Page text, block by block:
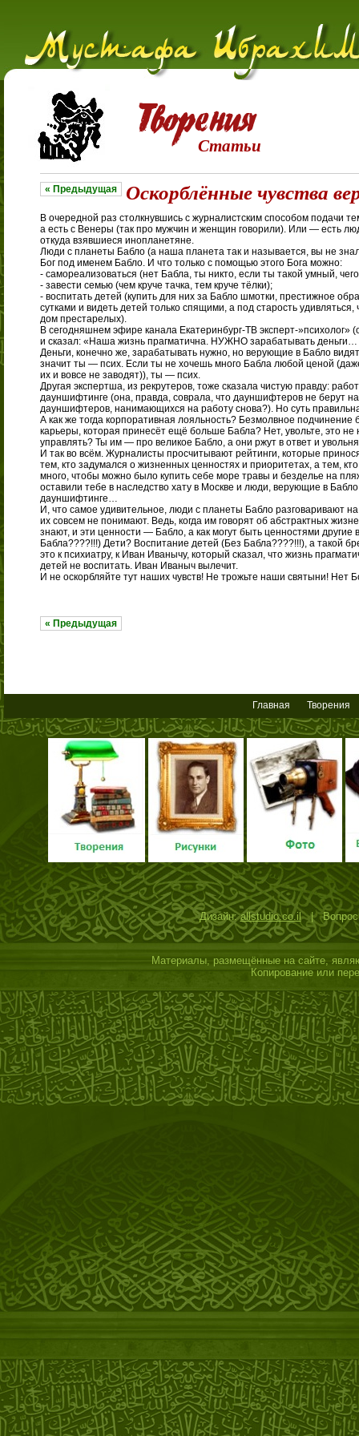
Статьи
« Предыдущая Оскорблённые чувства
В очередной раз столкнувшись с журналистским способом подачи
а есть с Венеры (так про мужчин и женщин говорили). Или — есть
откуда взявшиеся инопланетяне.
Люди с планеты Бабло (а наша планета так и называется, вы не
Бог под именем Бабло. И что только с помощью этого Бога можно:
- самореализоваться (нет Бабла, ты никто, если ты такой умный,
- завести семью (чем круче тачка, тем круче тёлки);
- воспитать детей (купить для них за Бабло шмотки, престижное
сутками и видеть детей только спящими, а под старость
дом престарелых).
В сегодняшнем эфире канала Екатеринбург-ТВ эксперт-»психолог»
и сказал: «Наша жизнь прагматична. НУЖНО зарабатывать деньги…
Деньги, конечно же, зарабатывать нужно, но верующие в Бабло
значит ты — псих. Если ты не хочешь много Бабла любой ценой
их и вовсе не заводят)), ты — псих.
Другая экспертша, из рекрутеров, тоже сказала чистую правду:
дауншифтинге (она, правда, соврала, что дауншифтеров не берут
дауншифтеров, нанимающихся на работу снова?). Но суть
А как же тогда корпоративная лояльность? Безмолвное
карьеры, которая принесёт ещё больше Бабла? Нет, увольте, это
управлять? Ты им — про великое Бабло, а они ржут в ответ и
И так во всём. Журналисты просчитывают рейтинги, которые
тем, кто задумался о жизненных ценностях и приоритетах, а тем,
много, чтобы можно было купить себе море травы и безделье на
оставили тебе в наследство хату в Москве и люди, верующие в
дауншифтинге…
И, что самое удивительное, люди с планеты Бабло разговаривают
их совсем не понимают. Ведь, когда им говорят об абстрактных
знают, и эти ценности — Бабло, а как могут быть ценностями
Бабла????!!!) Дети? Воспитание детей (Без Бабла????!!!), а такой
это к психиатру, к Иван Иванычу, который сказал, что жизнь
детей не воспитать. Иван Иваныч вылечит.
И не оскорбляйте тут наших чувств! Не трожьте наши святыни! Нет
« Предыдущая
Главная Творения
Дизайн:allstudio.co.il| Вопросы
Материалы, размещённые на сайте,
Копирование или